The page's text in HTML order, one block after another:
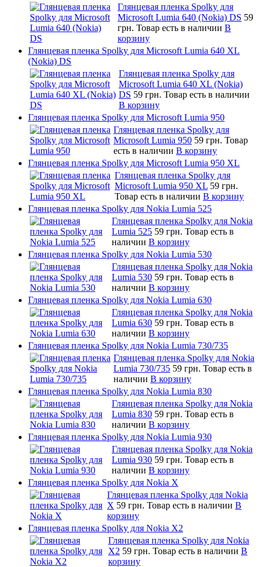
Глянцевая пленка Spolky для
Microsoft Lumia 640 (Nokia) DS 59
грн. Товар есть в наличии В
корзину
Глянцевая пленка Spolky для Microsoft Lumia 640 XL
(Nokia) DS
Глянцевая пленка Spolky для
Microsoft Lumia 640 XL (Nokia)
DS 59 грн. Товар есть в наличии
В корзину
Глянцевая пленка Spolky для Microsoft Lumia 950
Глянцевая пленка Spolky для
Microsoft Lumia 950 59 грн. Товар
есть в наличии В корзину
Глянцевая пленка Spolky для Microsoft Lumia 950 XL
Глянцевая пленка Spolky для
Microsoft Lumia 950 XL 59 грн.
Товар есть в наличии В корзину
Глянцевая пленка Spolky для Nokia Lumia 525
Глянцевая пленка Spolky для Nokia
Lumia 525 59 грн. Товар есть в
наличии В корзину
Глянцевая пленка Spolky для Nokia Lumia 530
Глянцевая пленка Spolky для Nokia
Lumia 530 59 грн. Товар есть в
наличии В корзину
Глянцевая пленка Spolky для Nokia Lumia 630
Глянцевая пленка Spolky для Nokia
Lumia 630 59 грн. Товар есть в
наличии В корзину
Глянцевая пленка Spolky для Nokia Lumia 730/735
Глянцевая пленка Spolky для Nokia
Lumia 730/735 59 грн. Товар есть в
наличии В корзину
Глянцевая пленка Spolky для Nokia Lumia 830
Глянцевая пленка Spolky для Nokia
Lumia 830 59 грн. Товар есть в
наличии В корзину
Глянцевая пленка Spolky для Nokia Lumia 930
Глянцевая пленка Spolky для Nokia
Lumia 930 59 грн. Товар есть в
наличии В корзину
Глянцевая пленка Spolky для Nokia X
Глянцевая пленка Spolky для Nokia
X 59 грн. Товар есть в наличии В
корзину
Глянцевая пленка Spolky для Nokia X2
Глянцевая пленка Spolky для Nokia
X2 59 грн. Товар есть в наличии В
корзину